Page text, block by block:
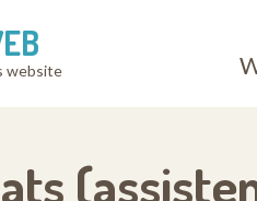
website